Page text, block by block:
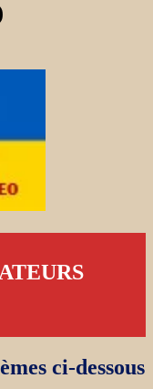
ci-dessous